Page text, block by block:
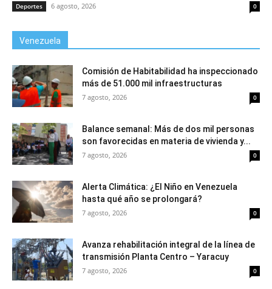
Deportes 6 agosto, 2026 0
Venezuela
Comisión de Habitabilidad ha inspeccionado
más de 51.000 mil infraestructuras
7 agosto, 2026 0
Balance semanal: Más de dos mil personas
son favorecidas en materia de vivienda y...
7 agosto, 2026 0
Alerta Climática: ¿El Niño en Venezuela
hasta qué año se prolongará?
7 agosto, 2026 0
Avanza rehabilitación integral de la línea de
transmisión Planta Centro – Yaracuy
7 agosto, 2026 0